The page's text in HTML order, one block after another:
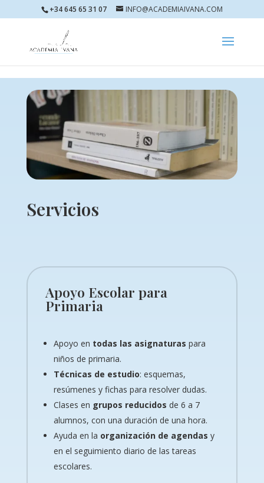
Skip to content+34 645 65 31 07 INFO@ACADEMIAIVANA.COM
Servicios
Apoyo Escolar para
Primaria
Apoyo en todas las asignaturas para
niños de primaria.
Técnicas de estudio: esquemas,
resúmenes y fichas para resolver dudas.
Clases en grupos reducidos de 6 a 7
alumnos, con una duración de una hora.
Ayuda en la organización de agendas y
en el seguimiento diario de las tareas
escolares.